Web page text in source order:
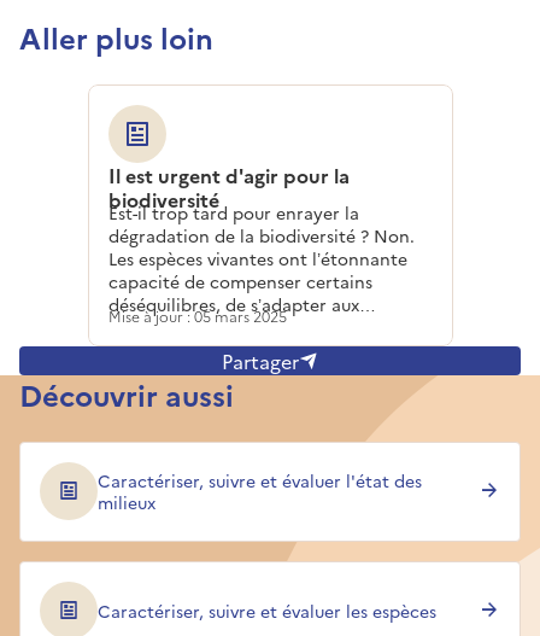
Aller plus loin
Il est urgent d'agir pour la
biodiversité
Est-il trop tard pour enrayer la
dégradation de la biodiversité ? Non.
Les espèces vivantes ont l’étonnante
capacité de compenser certains
déséquilibres, de s’adapter aux
situations de crise. C’est la résilience.
Encore faut-il que l’homme n’abuse pas
et laisse le temps nécessaire à la
biodiversité de se régénérer. Pour cela,
il est urgent d’opérer des changements
fondamentaux audacieux et rapides de
des citoyens aux gouvernements en
passant par le secteur privé.
Mise à jour : 05 mars 2025
Partager
Découvrir aussi
Caractériser, suivre et évaluer l'état des
milieux
Caractériser, suivre et évaluer les espèces